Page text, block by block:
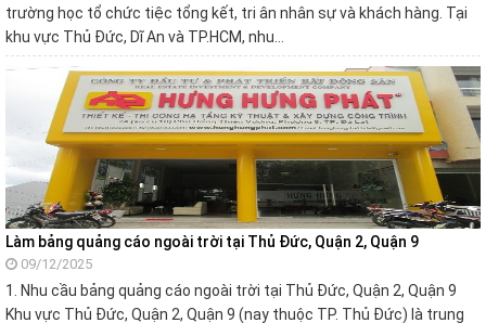
trường học tổ chức tiệc tổng kết, tri ân nhân sự và khách hàng. Tại
khu vực Thủ Đức, Dĩ An và TP.HCM, nhu…
Làm bảng quảng cáo ngoài trời tại Thủ Đức, Quận 2, Quận 9
09/12/2025
1. Nhu cầu bảng quảng cáo ngoài trời tại Thủ Đức, Quận 2, Quận 9
Khu vực Thủ Đức, Quận 2, Quận 9 (nay thuộc TP. Thủ Đức) là trung